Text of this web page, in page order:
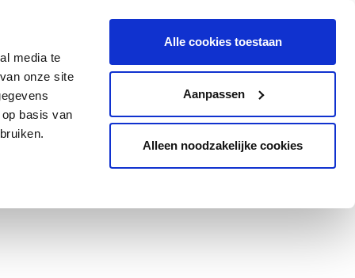
media te
onze site
basis van
Alle cookies toestaan
Aanpassen
Alleen noodzakelijke cookies